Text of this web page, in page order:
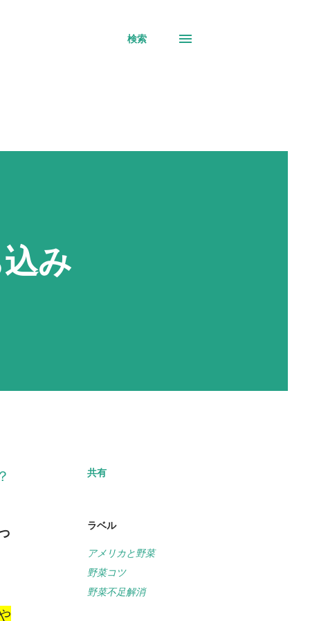
検索
み
共有
ラベル
アメリカと野菜
野菜コツ
野菜不足解消